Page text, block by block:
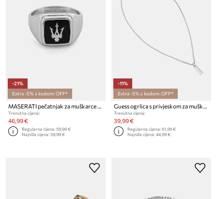
-21%
Extra -5% s kodom: OFF*
Trenutna cijena:
46,99 €
Regularna cijena:59,99 €
Najniža cijena:59,99 €
-11%
Extra -5% s kodom: OFF*
Trenutna cijena:
39,99 €
Regularna cijena:61,99 €
Najniža cijena:44,99 €